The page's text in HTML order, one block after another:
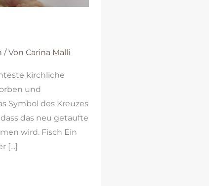
/ Von Carina Malli
kirchliche
und
Symbol des Kreuzes
das neu getaufte
wird. Fisch Ein
[…]